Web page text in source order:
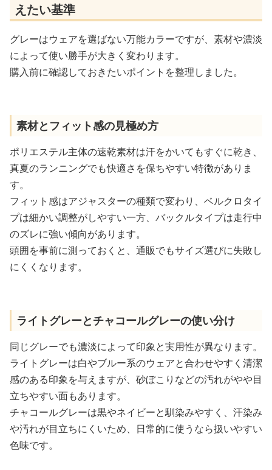
えたい基準
グレーはウェアを選ばない万能カラーですが、素材や濃淡
によって使い勝手が大きく変わります。
購入前に確認しておきたいポイントを整理しました。
素材とフィット感の見極め方
ポリエステル主体の速乾素材は汗をかいてもすぐに乾き、
真夏のランニングでも快適さを保ちやすい特徴がありま
す。
フィット感はアジャスターの種類で変わり、ベルクロタイ
プは細かい調整がしやすい一方、バックルタイプは走行中
のズレに強い傾向があります。
頭囲を事前に測っておくと、通販でもサイズ選びに失敗し
にくくなります。
ライトグレーとチャコールグレーの使い分け
同じグレーでも濃淡によって印象と実用性が異なります。
ライトグレーは白やブルー系のウェアと合わせやすく清潔
感のある印象を与えますが、砂ぼこりなどの汚れがやや目
立ちやすい面もあります。
チャコールグレーは黒やネイビーと馴染みやすく、汗染み
や汚れが目立ちにくいため、日常的に使うなら扱いやすい
色味です。